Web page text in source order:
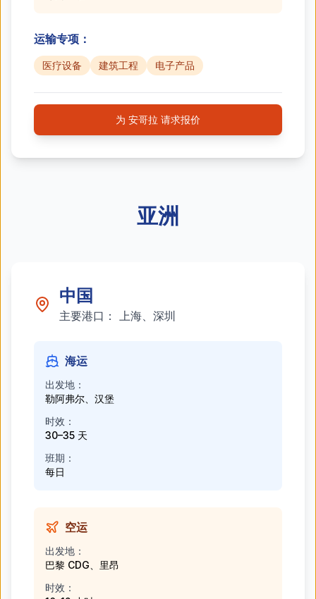
运输专项：
医疗设备 建筑工程 电子产品
为 安哥拉 请求报价
亚洲
中国
主要港口： 上海、深圳
海运
出发地：
勒阿弗尔、汉堡
时效：
30–35 天
班期：
每日
空运
出发地：
巴黎 CDG、里昂
时效：